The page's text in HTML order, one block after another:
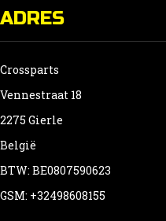
ADRES
Crossparts
Vennestraat 18
2275 Gierle
België
BTW: BE0807590623
GSM: +32498608155